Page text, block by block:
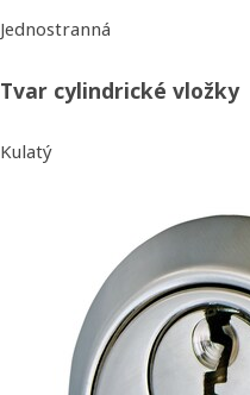
Jednostranná
Tvar cylindrické vložky
Kulatý